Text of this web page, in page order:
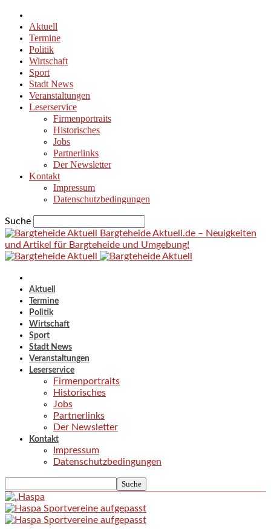
Aktuell
Termine
Politik
Wirtschaft
Sport
Stadt News
Veranstaltungen
Leserservice
Firmenportraits
Historisches
Jobs
Partnerlinks
Der Newsletter
Kontakt
Impressum
Datenschutzbedingungen
Suche
Bargteheide Aktuell.de – Neuigkeiten
und Artikel für Bargteheide und Umgebung!
Aktuell
Termine
Politik
Wirtschaft
Sport
Stadt News
Veranstaltungen
Leserservice
Firmenportraits
Historisches
Jobs
Partnerlinks
Der Newsletter
Kontakt
Impressum
Datenschutzbedingungen